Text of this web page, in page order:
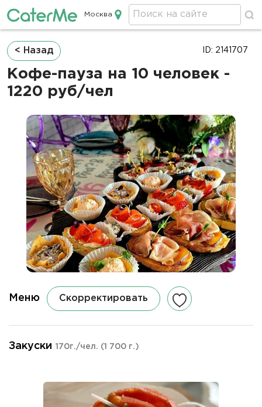
Кейтеринг в Москве
Москва
Строка
навигации
< Назад
Кофе-пауза на 10 человек -
1220 руб/чел
ID: 2141707
Меню Скорректировать
Закуски 170г./чел. (1 700 г.)